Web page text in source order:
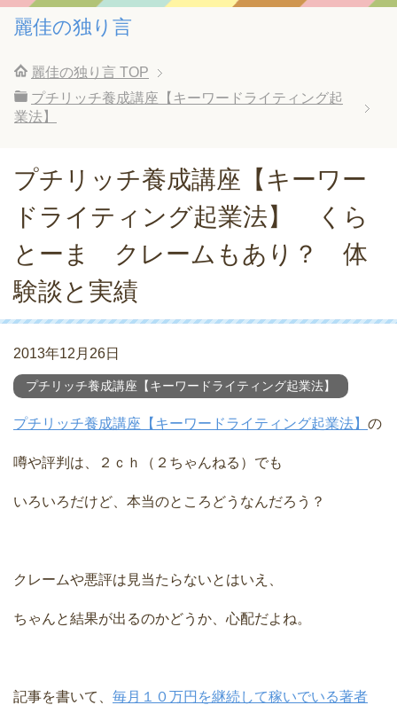
麗佳の独り言
麗佳の独り言 TOP
プチリッチ養成講座【キーワードライティング起
業法】
プチリッチ養成講座【キーワー
ドライティング起業法】 くら
とーま クレームもあり？ 体
験談と実績
2013年12月26日
プチリッチ養成講座【キーワードライティング起業法】
プチリッチ養成講座【キーワードライティング起業法】 の
噂や評判は、２ｃｈ（２ちゃんねる）でも
いろいろだけど、本当のところどうなんだろう？
クレームや悪評は見当たらないとはいえ、
ちゃんと結果が出るのかどうか、心配だよね。
記事を書いて、 毎月１０万円を継続して稼いでいる著者